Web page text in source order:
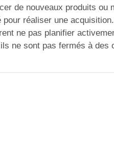
de nouveaux produits ou
réaliser une
ne pas planifier
ne sont pas fermés à des